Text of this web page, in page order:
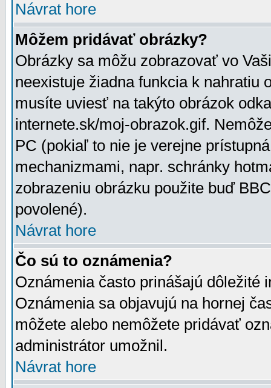
Návrat hore
Môžem pridávať obrázky?
Obrázky sa môžu zobrazovať vo
neexistuje žiadna funkcia k nahratiu
musíte uviesť na takýto obrázok
internete.sk/moj-obrazok.gif.
PC (pokiaľ to nie je verejne
mechanizmami, napr. schránky
zobrazeniu obrázku použite buď
povolené).
Návrat hore
Čo sú to oznámenia?
Oznámenia často prinášajú dôležité
Oznámenia sa objavujú na hornej
môžete alebo nemôžete pridávať
administrátor umožnil.
Návrat hore